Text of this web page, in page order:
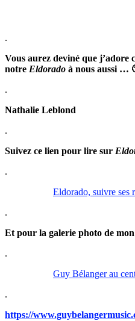
.
Vous aurez deviné que
notre Eldorado à nous aussi …
.
Nathalie Leblond
.
Suivez ce lien pour lire sur
.
Eldorado, suivre ses
.
Et pour la galerie photo de
.
Guy Bélanger au
.
https://